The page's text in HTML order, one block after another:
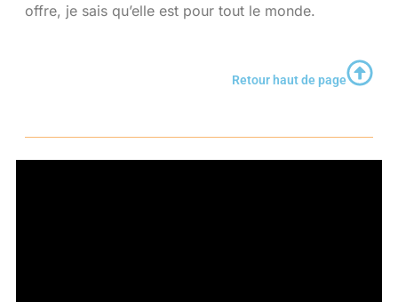
offre, je sais qu’elle est pour tout le monde.
Retour haut de page